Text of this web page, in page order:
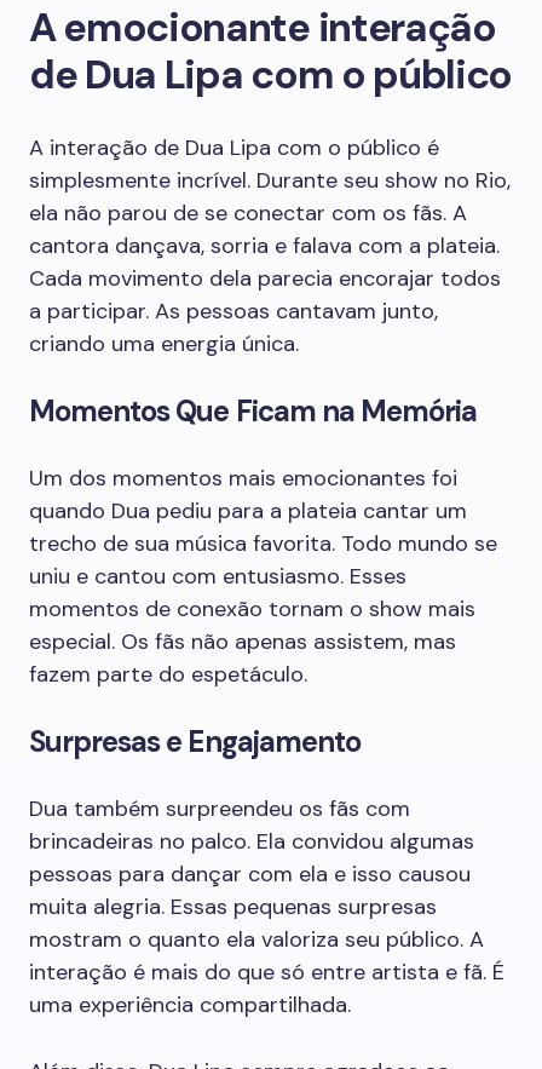
A emocionante interação
de Dua Lipa com o público
A interação de Dua Lipa com o público é
simplesmente incrível. Durante seu show no Rio,
ela não parou de se conectar com os fãs. A
cantora dançava, sorria e falava com a plateia.
Cada movimento dela parecia encorajar todos
a participar. As pessoas cantavam junto,
criando uma energia única.
Momentos Que Ficam na Memória
Um dos momentos mais emocionantes foi
quando Dua pediu para a plateia cantar um
trecho de sua música favorita. Todo mundo se
uniu e cantou com entusiasmo. Esses
momentos de conexão tornam o show mais
especial. Os fãs não apenas assistem, mas
fazem parte do espetáculo.
Surpresas e Engajamento
Dua também surpreendeu os fãs com
brincadeiras no palco. Ela convidou algumas
pessoas para dançar com ela e isso causou
muita alegria. Essas pequenas surpresas
mostram o quanto ela valoriza seu público. A
interação é mais do que só entre artista e fã. É
uma experiência compartilhada.